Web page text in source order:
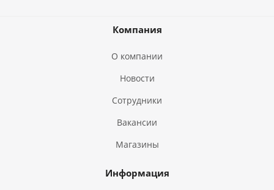
Компания
О компании
Новости
Сотрудники
Вакансии
Магазины
Информация